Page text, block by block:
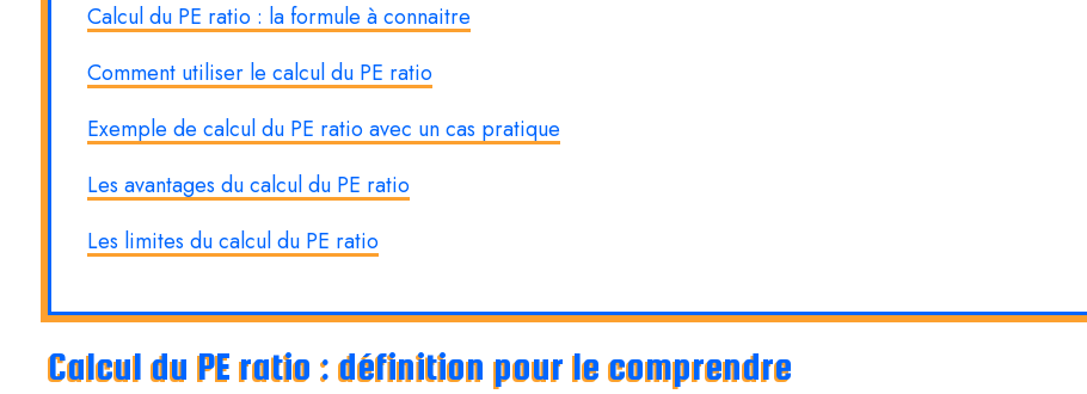
Calcul du PE ratio : la formule à connaitre
Comment utiliser le calcul du PE ratio
Exemple de calcul du PE ratio avec un cas pratique
Les avantages du calcul du PE ratio
Les limites du calcul du PE ratio
Calcul du PE ratio : définition pour le comprendre